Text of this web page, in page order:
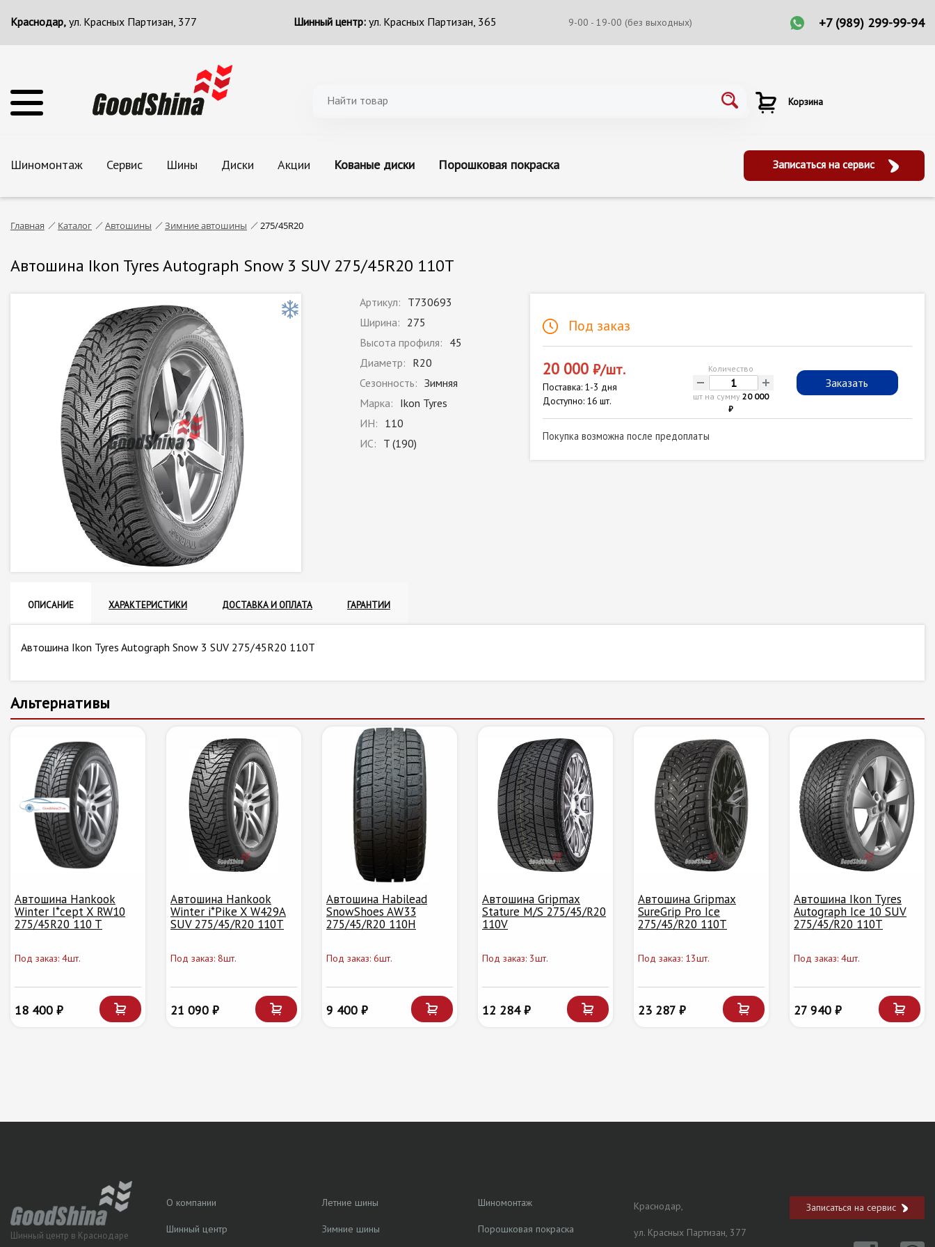
Краснодар, ул. Красных Партизан, 377 Шинный центр:ул. Красных Партизан, 365 9-00 - 19-00 (без выходных) +7 (989) 299-99-94
Корзина
Шиномонтаж Сервис Шины Диски Акции Кованые диски Порошковая покраска Записаться на сервис
Главная Каталог Автошины Зимние автошины 275/45R20
Автошина Ikon Tyres Autograph Snow 3 SUV 275/45R20 110T
Артикул: T730693
Ширина: 275
Высота профиля: 45
Диаметр: R20
Сезонность: Зимняя
Марка: Ikon Tyres
ИН: 110
ИС: T (190)
Под заказ
20 000 ₽/шт.
Поставка: 1-3 дня
Доступно: 16 шт.
Количество
- +
шт на сумму20 000
₽
Заказать
Покупка возможна после предоплаты
ОПИСАНИЕ ХАРАКТЕРИСТИКИ ДОСТАВКА И ОПЛАТА ГАРАНТИИ
Автошина Ikon Tyres Autograph Snow 3 SUV 275/45R20 110T
Альтернативы
Автошина Hankook
Winter I*cept X RW10
275/45R20 110 T
Под заказ: 4шт.
18 400 ₽
Автошина Hankook
Winter i*Pike X W429A
SUV 275/45/R20 110T
Под заказ: 8шт.
21 090 ₽
Автошина Habilead
SnowShoes AW33
275/45/R20 110H
Под заказ: 6шт.
9 400 ₽
Автошина Gripmax
Stature M/S 275/45/R20
110V
Под заказ: 3шт.
12 284 ₽
Автошина Gripmax
SureGrip Pro Ice
275/45/R20 110T
Под заказ: 13шт.
23 287 ₽
Автошина Ikon Tyres
Autograph Ice 10 SUV
275/45/R20 110T
Под заказ: 4шт.
27 940 ₽
Шинный центр в Краснодаре
О компании
Шинный центр
Летние шины
Зимние шины
Шиномонтаж
Порошковая покраска
Краснодар,
ул. Красных Партизан, 377
Записаться на сервис